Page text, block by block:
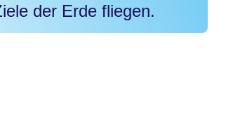
der Erde fliegen.